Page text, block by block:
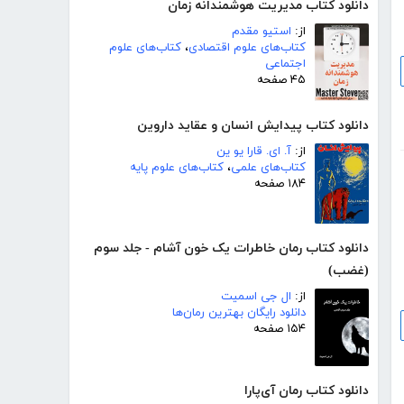
دانلود کتاب مدیریت هوشمندانه زمان
از: استیو مقدم
کتاب‌های علوم اقتصادی، کتاب‌های علوم
اجتماعی
۴۵ صفحه
دانلود کتاب پیدایش انسان و عقاید داروین
از: آ. ای. قارا یو ین
کتاب‌های علمی، کتاب‌های علوم پایه
۱۸۴ صفحه
دانلود کتاب رمان خاطرات یک خون آشام - جلد سوم
(غضب)
از: ال جی اسمیت
دانلود رایگان بهترین رمان‌ها
۱۵۴ صفحه
دانلود کتاب رمان آی‌پارا